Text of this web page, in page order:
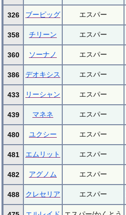
326 ブーピッグ エスパー
358 チリーン エスパー
360 ソーナノ エスパー
386 デオキシス エスパー
433 リーシャン エスパー
439 マネネ エスパー
480 ユクシー エスパー
481 エムリット エスパー
482 アグノム エスパー
488 クレセリア エスパー